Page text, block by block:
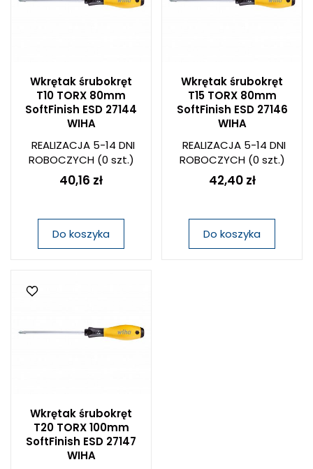
Wkrętak śrubokręt
T10 TORX 80mm
SoftFinish ESD 27144
WIHA
REALIZACJA 5-14 DNI
ROBOCZYCH(0 szt.)
40,16 zł
Do koszyka
Wkrętak śrubokręt
T15 TORX 80mm
SoftFinish ESD 27146
WIHA
REALIZACJA 5-14 DNI
ROBOCZYCH(0 szt.)
42,40 zł
Do koszyka
Wkrętak śrubokręt
T20 TORX 100mm
SoftFinish ESD 27147
WIHA